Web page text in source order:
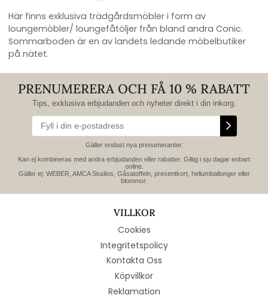
Här finns exklusiva trädgårdsmöbler i form av
loungemöbler/ loungefåtöljer från bland andra Conic.
Sommarboden är en av landets ledande möbelbutiker
på nätet.
PRENUMERERA OCH FÅ 10 % RABATT
Tips, exklusiva erbjudanden och nyheter direkt i din inkorg.
Gäller endast nya prenumeranter.
Kan ej kombineras med andra erbjudanden eller rabatter. Giltig i sju dagar enbart
online.
Gäller ej: WEBER, AMCA Studios, Gåsatoffeln, presentkort, heliumballonger eller
blommor.
VILLKOR
Cookies
Integritetspolicy
Kontakta Oss
Köpvillkor
Reklamation